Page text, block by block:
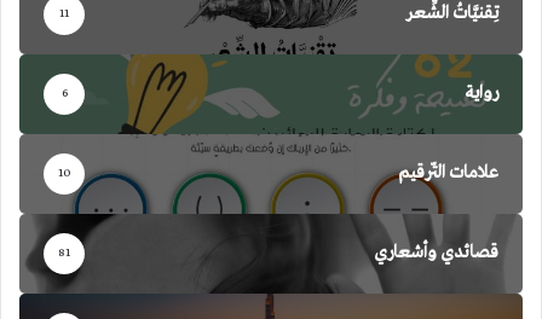
تِقنيَّاتُ الشِّعر 11
رواية 6
علامات التّرقيم 10
قصائدي وأشعاري 81